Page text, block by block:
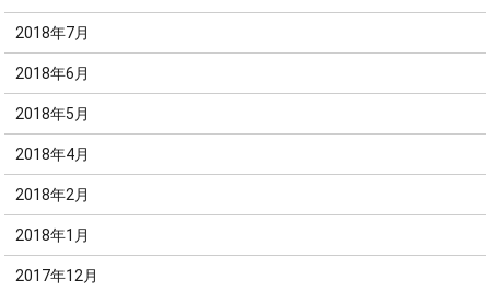
2018年7月
2018年6月
2018年5月
2018年4月
2018年2月
2018年1月
2017年12月